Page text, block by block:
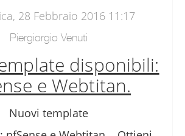
28 Febbraio 2016 11:17
Piergiorgio Venuti
disponibili:
e Webtitan.
Nuovi template